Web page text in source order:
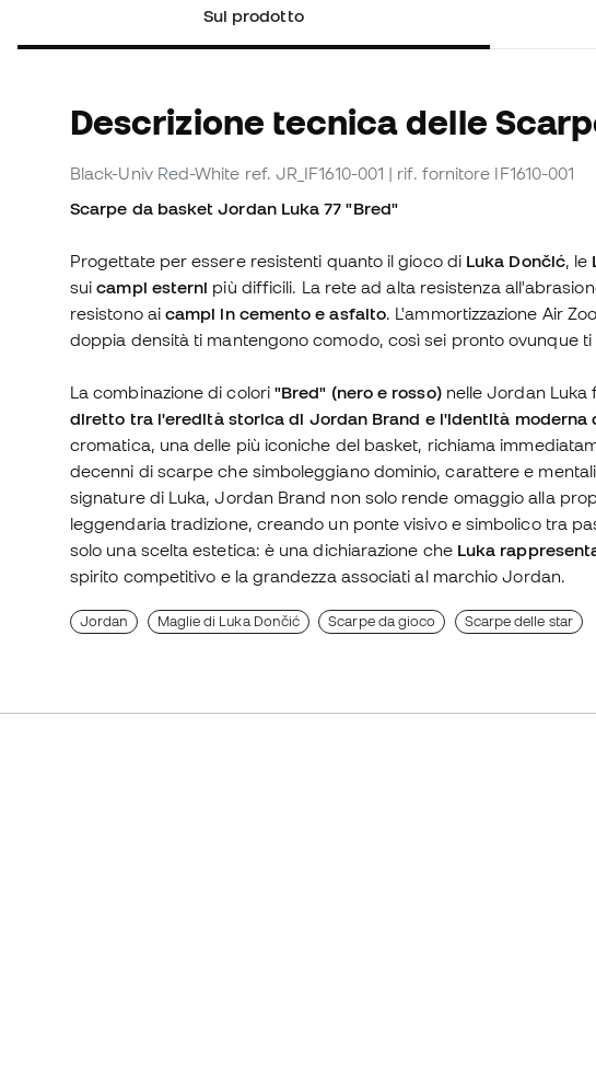
Sul prodotto
Descrizione tecnica delle
Black-Univ Red-White ref. JR_IF1610-001 | rif. fornitore IF1610-001
Scarpe da basket Jordan Luka 77 "Bred"
Progettate per essere resistenti quanto il gioco di Luka Dončić, le
suicampi esterni più difficili. La rete ad alta resistenza
resistono aicampi in cemento e asfalto. L'ammortizzazione Air
doppia densità ti mantengono comodo, così sei pronto ovunque
La combinazione di colori"Bred" (nero e rosso)nelle Jordan Luka
diretto tra l'eredità storica di Jordan Brand e l'identità moderna
cromatica, una delle più iconiche del basket, richiama
decenni di scarpe che simboleggiano dominio, carattere e
signature di Luka, Jordan Brand non solo rende omaggio alla
leggendaria tradizione, creando un ponte visivo e simbolico tra
solo una scelta estetica: è una dichiarazione che Luka
spirito competitivo e la grandezza associati al marchio Jordan.
Jordan Maglie di Luka Dončić Scarpe da gioco Scarpe delle star